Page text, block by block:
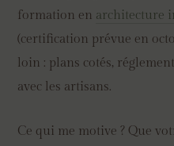
formation en architecture
(certification prévue en
loin : plans cotés,
avec les artisans.
Ce qui me motive ? Que